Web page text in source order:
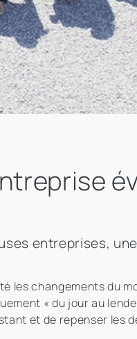
entreprises,
les changements du
« du jour au
et de repenser les